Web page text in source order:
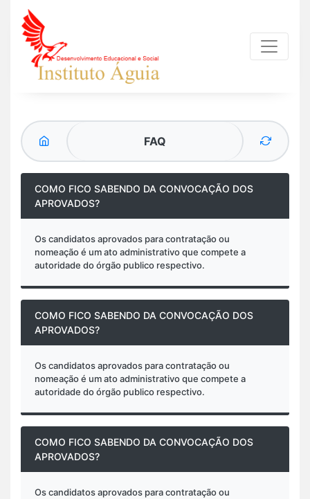
FAQ
COMO FICO SABENDO DA CONVOCAÇÃO DOS
APROVADOS?
Os candidatos aprovados para contratação ou
nomeação é um ato administrativo que compete a
autoridade do órgão publico respectivo.
COMO FICO SABENDO DA CONVOCAÇÃO DOS
APROVADOS?
Os candidatos aprovados para contratação ou
nomeação é um ato administrativo que compete a
autoridade do órgão publico respectivo.
COMO FICO SABENDO DA CONVOCAÇÃO DOS
APROVADOS?
Os candidatos aprovados para contratação ou